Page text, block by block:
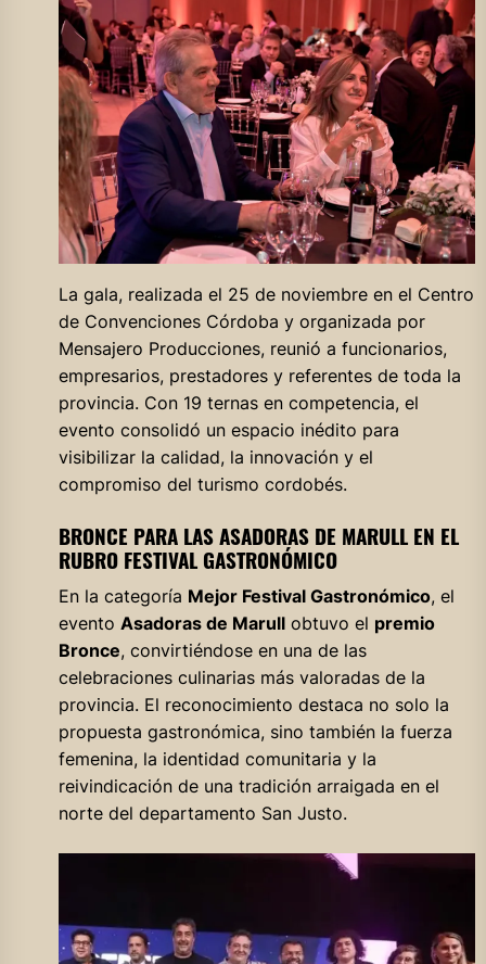
La gala, realizada el 25 de noviembre en el Centro
de Convenciones Córdoba y organizada por
Mensajero Producciones, reunió a funcionarios,
empresarios, prestadores y referentes de toda la
provincia. Con 19 ternas en competencia, el
evento consolidó un espacio inédito para
visibilizar la calidad, la innovación y el
compromiso del turismo cordobés.
BRONCE PARA LAS ASADORAS DE MARULL EN EL
RUBRO FESTIVAL GASTRONÓMICO
En la categoría Mejor Festival Gastronómico, el
evento Asadoras de Marullobtuvo el premio
Bronce, convirtiéndose en una de las
celebraciones culinarias más valoradas de la
provincia. El reconocimiento destaca no solo la
propuesta gastronómica, sino también la fuerza
femenina, la identidad comunitaria y la
reivindicación de una tradición arraigada en el
norte del departamento San Justo.